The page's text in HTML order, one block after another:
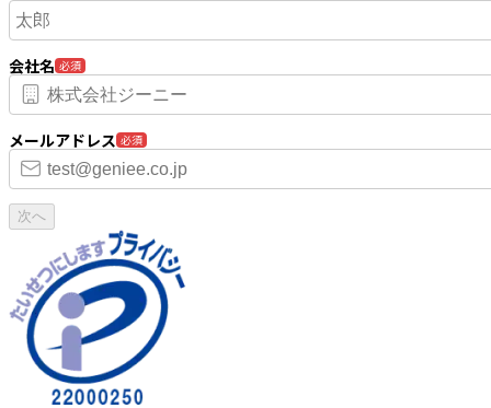
会社名 必須
メールアドレス 必須
次へ